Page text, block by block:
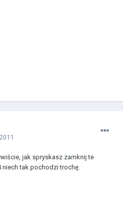
jak spryskasz zamknij te
tak pochodzi trochę.